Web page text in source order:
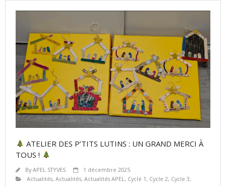
ATELIER DES P’TITS LUTINS : UN GRAND MERCI À
TOUS !
ByAPEL STYVES
1 décembre 2025
Actualités, Actualités, Actualités APEL , Cycle 1 , Cycle 2, Cycle 3,